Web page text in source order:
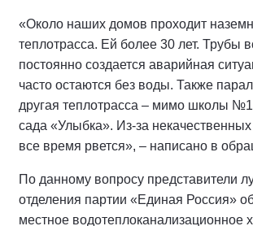
«Около наших домов проходит
теплотрасса. Ей более 30 лет. Трубы
постоянно создается аварийная
часто остаются без воды. Также
другая теплотрасса – мимо школы №1
сада «Улыбка». Из-за
все время рвется», – написано в
По данному вопросу представители
отделения партии «Единая Россия»
местное водотеплоканализационное